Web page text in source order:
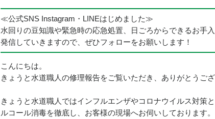
≪公式SNS Instagram・LINEはじめました≫
水回りの豆知識や緊急時の応急処置、日ごろからできるお手
発信していきますので、ぜひフォローをお願いします！
こんにちは。
きょうと水道職人の修理報告をご覧いただき、ありがとうござ
きょうと水道職人ではインフルエンザやコロナウイルス対策
ルコール消毒を徹底し、お客様の現場へお伺いしております。